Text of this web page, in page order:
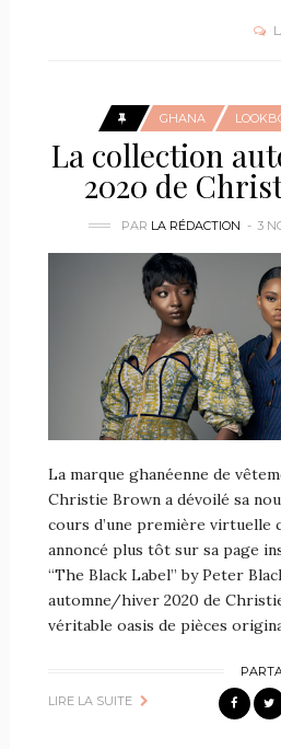
GHANA
La collection
2020 de
PAR LA RÉDACTION 3
La marque ghanéenne de
Christie Brown a dévoilé sa
cours d’une première virtuelle
annoncé plus tôt sur sa page
“The Black Label” by Peter
automne/hiver 2020 de
véritable oasis de pièces
LIRE LA SUITE